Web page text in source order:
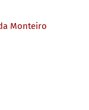
Monteiro